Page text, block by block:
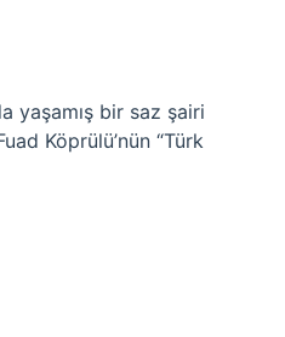
yaşamış bir saz şairi
Köprülü’nün “Türk